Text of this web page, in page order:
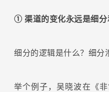
① 渠道的变化永远是细分
细分的逻辑是什么？细分
举个例子，吴晓波在《